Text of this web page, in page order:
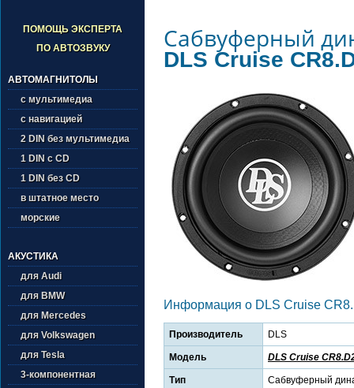
ПОМОЩЬ ЭКСПЕРТА
ПО АВТОЗВУКУ
АВТОМАГНИТОЛЫ
с мультимедиа
с навигацией
2 DIN без мультимедиа
1 DIN с CD
1 DIN без CD
в штатное место
морские
АКУСТИКА
для Audi
для BMW
для Mercedes
для Volkswagen
для Tesla
3-компонентная
Сабвуферный
DLS Cruise
Информация о DLS Cruise
Производитель DLS
Модель DLS Cruise
Тип Сабвуферный